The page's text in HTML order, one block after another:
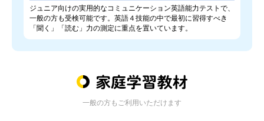
ジュニア向けの実用的なコミュニケーション英語能力テストで、
一般の方も受検可能です。英語４技能の中で最初に習得すべき
「聞く」「読む」力の測定に重点を置いています。
一般の方もご利用いただけます